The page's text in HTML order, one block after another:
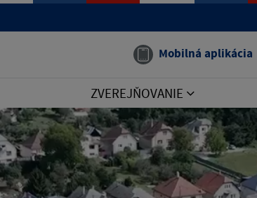
Mobilná aplikácia
ZVEREJŇOVANIE